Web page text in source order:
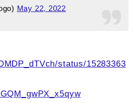
May 22, 2022
status/15283363